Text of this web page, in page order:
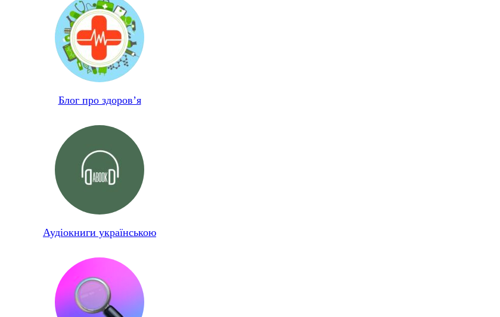
Блог про здоров’я
Аудіокниги українською